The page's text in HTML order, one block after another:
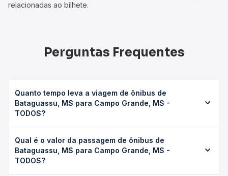
relacionadas ao bilhete.
Perguntas Frequentes
Quanto tempo leva a viagem de ônibus de
Bataguassu, MS para Campo Grande, MS -
TODOS?
Grande, MS - TODOS leva em média 5h 12min, podendo
variar conforme a viação, o tipo de serviço (convencional,
executivo ou leito) e as condições de tráfego. Na Quero
Qual é o valor da passagem de ônibus de
Bataguassu, MS para Campo Grande, MS -
TODOS?